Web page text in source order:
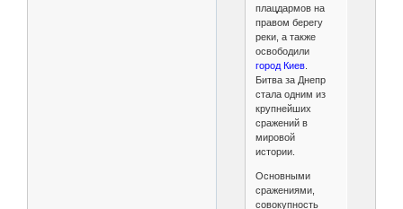
плацдармов на
правом берегу
реки, а также
освободили
город Киев.
Битва за Днепр
стала одним из
крупнейших
сражений в
мировой
истории.
Основными
сражениями,
совокупность